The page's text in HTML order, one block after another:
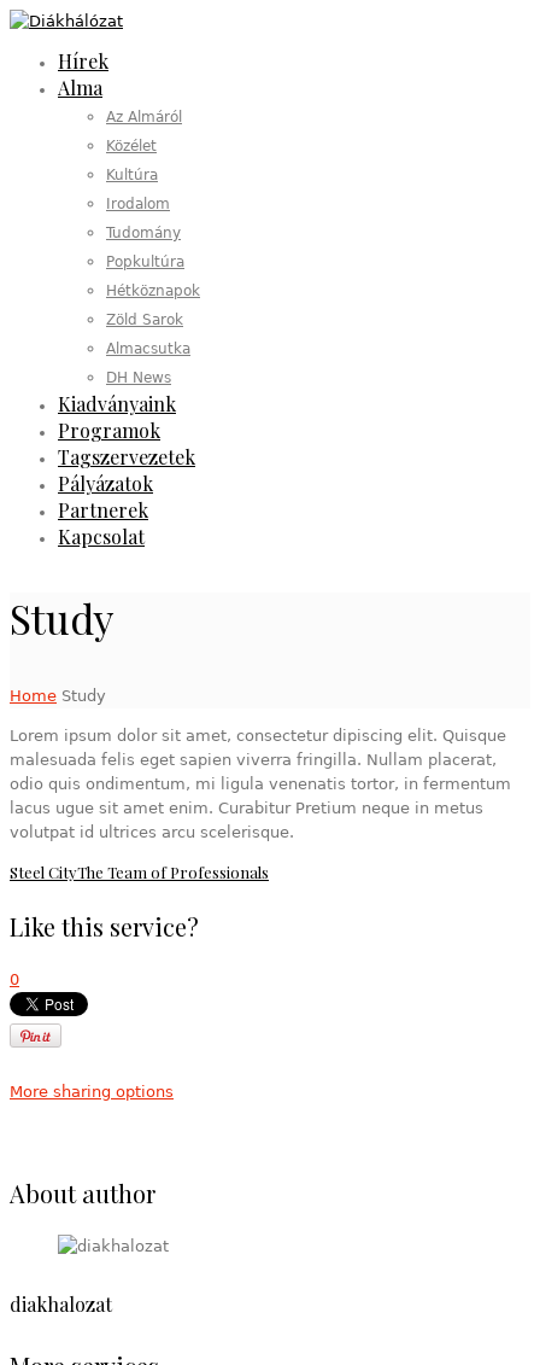
Hírek
Alma
Az Almáról
Közélet
Kultúra
Irodalom
Tudomány
Popkultúra
Hétköznapok
Zöld Sarok
Almacsutka
DH News
Kiadványaink
Programok
Tagszervezetek
Pályázatok
Partnerek
Kapcsolat
Study
Home Study
Lorem ipsum dolor sit amet, consectetur dipiscing elit. Quisque
malesuada felis eget sapien viverra fringilla. Nullam placerat,
odio quis ondimentum, mi ligula venenatis tortor, in fermentum
lacus ugue sit amet enim. Curabitur Pretium neque in metus
volutpat id ultrices arcu scelerisque.
Steel CityThe Team of Professionals
Like this service?
0
More sharing options
About author
diakhalozat